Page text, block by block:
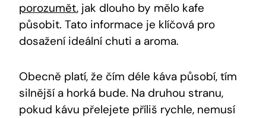
porozumět, jak dlouho by mělo kafe⁣
působit. Tato informace je klíčová⁤ pro
dosažení ideální chuti a aroma.
Obecně platí, že⁤ čím déle káva působí, tím
silnější a horká bude. Na druhou stranu,​
pokud kávu přelejete příliš rychle, ‌nemusí